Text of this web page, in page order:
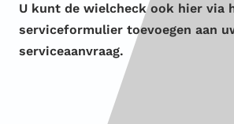
U kunt de wielcheck ook hier via
serviceformulier toevoegen aan
serviceaanvraag.